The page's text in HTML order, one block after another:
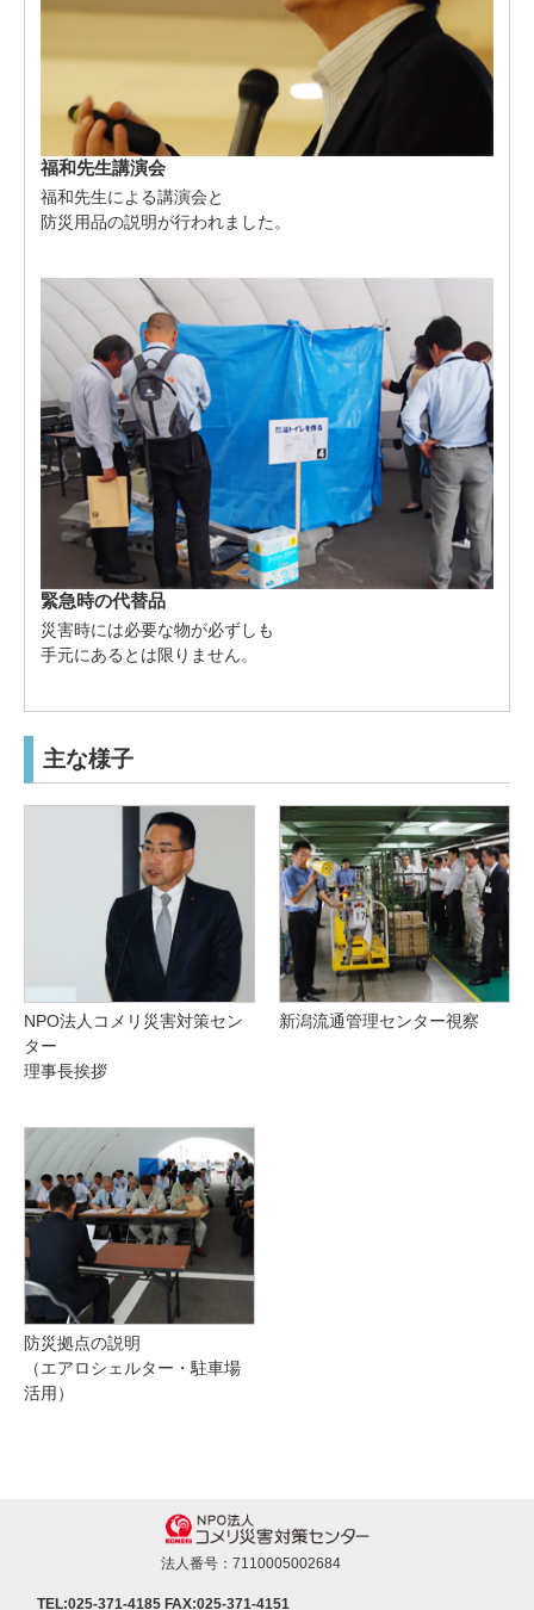
福和先生講演会
福和先生による講演会と
防災用品の説明が行われました。
緊急時の代替品
災害時には必要な物が必ずしも
手元にあるとは限りません。
主な様子
NPO法人コメリ災害対策セン
ター
理事長挨拶
新潟流通管理センター視察
防災拠点の説明
（エアロシェルター・駐車場
活用）
法人番号：7110005002684
TEL:025-371-4185FAX:025-371-4151